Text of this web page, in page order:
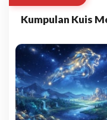
Kumpulan Kuis